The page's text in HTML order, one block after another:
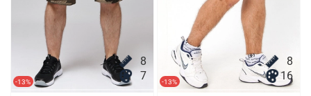
-13%
8
7
-13%
8
16